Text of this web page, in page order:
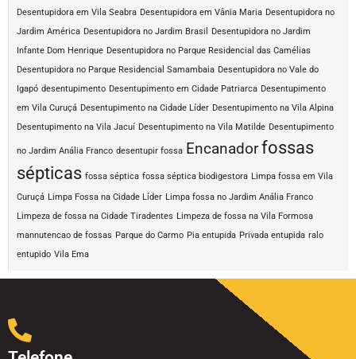
Desentupidora em Vila Seabra Desentupidora em Vânia Maria Desentupidora no
Jardim América Desentupidora no Jardim Brasil
Desentupidora no Jardim
Infante Dom Henrique Desentupidora no Parque Residencial das Camélias
Desentupidora no Parque Residencial Samambaia Desentupidora no Vale do
Igapó desentupimento Desentupimento em Cidade Patriarca Desentupimento
em Vila Curuçá Desentupimento na Cidade Líder Desentupimento na Vila Alpina
Desentupimento na Vila Jacuí Desentupimento na Vila Matilde Desentupimento
no Jardim Anália Franco desentupir fossa Encanadorfossas
sépticas fossa séptica fossa séptica biodigestora Limpa fossa em Vila
Curuçá Limpa Fossa na Cidade Líder Limpa fossa no Jardim Anália Franco
Limpeza de fossa na Cidade Tiradentes Limpeza de fossa na Vila Formosa
mannutencao de fossas Parque do Carmo Pia entupida Privada entupida ralo
entupido Vila Ema